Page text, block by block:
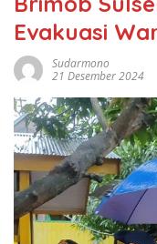
Evakuasi
Sudarmono
21 Desember 2024